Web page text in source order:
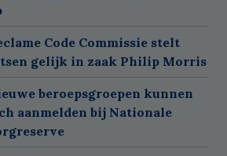
Code Commissie stelt
gelijk in zaak Philip Morris
beroepsgroepen kunnen
aanmelden bij Nationale